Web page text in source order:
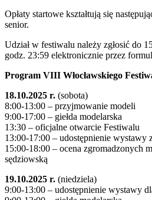
Opłaty startowe kształtują się
senior.
Udział w festiwalu należy zgłosić do
godz. 23:59 elektronicznie przez
Program VIII Włocławskiego
18.10.2025 r. (sobota)
8:00-13:00 – przyjmowanie modeli
9:00-17:00 – giełda modelarska
13:30 – oficjalne otwarcie Festiwalu
13:00-17:00 – udostępnienie wystawy
15:00-18:00 – ocena zgromadzonych
sędziowską
19.10.2025 r. (niedziela)
9:00-13:00 – udostępnienie wystawy